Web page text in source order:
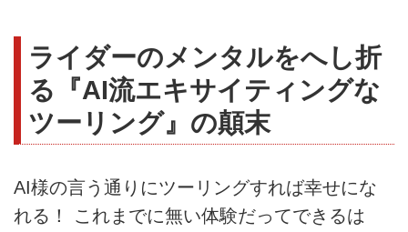
ライダーのメンタルをへし折
る『AI流エキサイティングな
ツーリング』の顛末
AI様の言う通りにツーリングすれば幸せにな
れる！ これまでに無い体験だってできるは